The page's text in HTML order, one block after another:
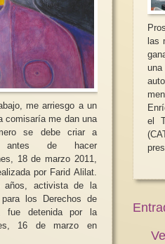
me arriesgo a un
comisaría me dan una
se debe criar a
antes de hacer
18 de marzo 2011,
por Farid Alilat.
años, activista de la
los Derechos de
fue detenida por la
16 de marzo en
las mujeres
el